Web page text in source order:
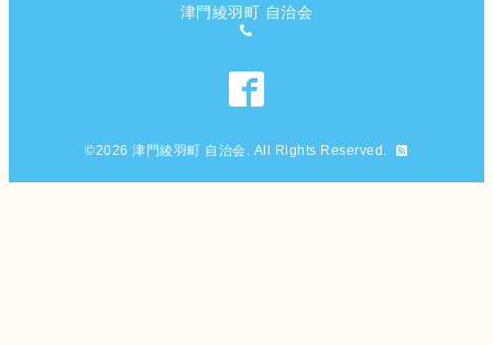
津門綾羽町 自治会
©2026津門綾羽町 自治会. All Rights Reserved.